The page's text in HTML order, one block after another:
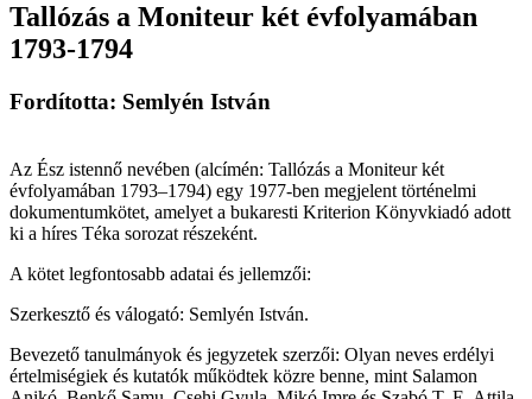
Tallózás a Moniteur két évfolyamában
1793-1794
Fordította: Semlyén István
Az Ész istennő nevében (alcímén: Tallózás a Moniteur két
évfolyamában 1793–1794) egy 1977-ben megjelent történelmi
dokumentumkötet, amelyet a bukaresti Kriterion Könyvkiadó adott
ki a híres Téka sorozat részeként.
A kötet legfontosabb adatai és jellemzői:
Szerkesztő és válogató: Semlyén István.
Bevezető tanulmányok és jegyzetek szerzői: Olyan neves erdélyi
értelmiségiek és kutatók működtek közre benne, mint Salamon